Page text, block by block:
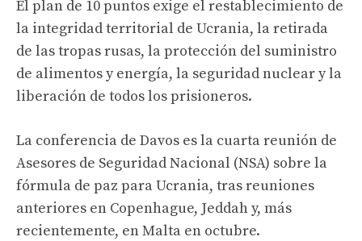
El plan de 10 puntos exige el restablecimiento de
la integridad territorial de Ucrania, la retirada
de las tropas rusas, la protección del suministro
de alimentos y energía, la seguridad nuclear y la
liberación de todos los prisioneros.
La conferencia de Davos es la cuarta reunión de
Asesores de Seguridad Nacional (NSA) sobre la
fórmula de paz para Ucrania, tras reuniones
anteriores en Copenhague, Jeddah y, más
recientemente, en Malta en octubre.